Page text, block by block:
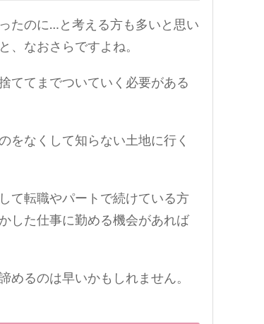
たのに…と考える方も多いと思い
、なおさらですよね。
ててまでついていく必要がある
をなくして知らない土地に行く
て転職やパートで続けている方
した仕事に勤める機会があれば
めるのは早いかもしれません。